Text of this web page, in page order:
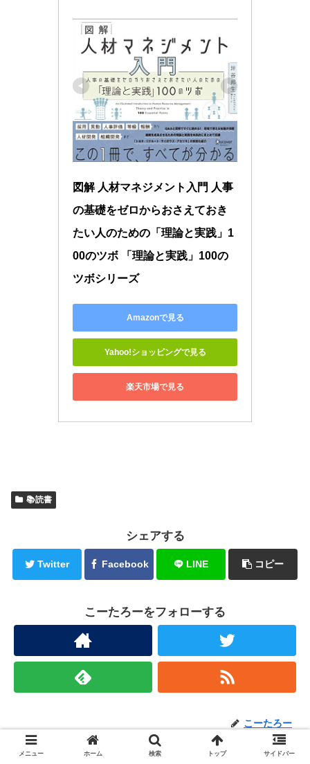
図解 人材マネジメント入門 人事
の基礎をゼロからおさえておき
たい人のための「理論と実践」1
00のツボ 「理論と実践」100の
ツボシリーズ
Amazonで見る
Yahoo!ショッピングで見る
楽天市場で見る
📚読書
シェアする
Twitter Facebook LINE コピー
こーたろーをフォローする
こーたろー
メニュー ホーム 検索 トップ サイドバー